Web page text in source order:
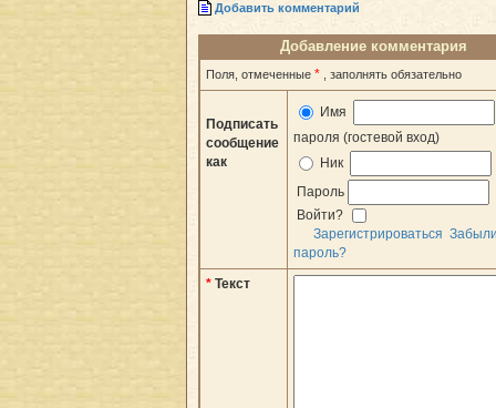
Добавить комментарий
Добавление комментария
Поля, отмеченные * , заполнять обязательно
Подписать
сообщение
как
Имя
пароля (гостевой вход)
Ник
Пароль
Войти?
Зарегистрироваться
пароль?
* Текст